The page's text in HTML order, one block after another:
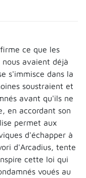
ce que les
avaient déjà
s'immisce dans la
soustraient et
avant qu'ils ne
en accordant son
permet aux
d'échapper à
d'Arcadius, tente
cette loi qui
voués au